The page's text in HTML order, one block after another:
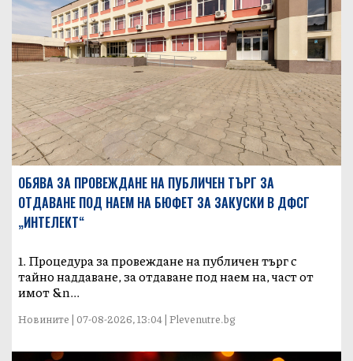
ОБЯВА ЗА ПРОВЕЖДАНЕ НА ПУБЛИЧЕН ТЪРГ ЗА
ОТДАВАНЕ ПОД НАЕМ НА БЮФЕТ ЗА ЗАКУСКИ В ДФСГ
„ИНТЕЛЕКТ“
1. Процедура за провеждане на публичен търг с
тайно наддаване, за отдаване под наем на, част от
имот &n...
Новините | 07-08-2026, 13:04 | Plevenutre.bg